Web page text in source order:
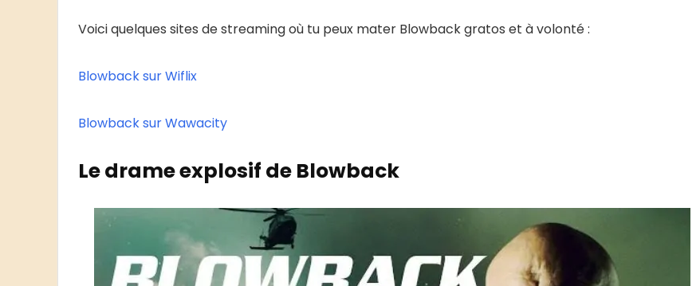
Voici quelques sites de streaming où tu peux mater Blowback gratos et à volonté :
Blowback sur Wiflix
Blowback sur Wawacity
Le drame explosif de Blowback